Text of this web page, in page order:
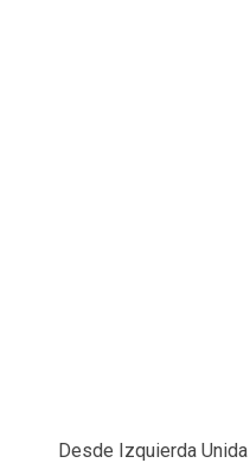
Desde Izquierda